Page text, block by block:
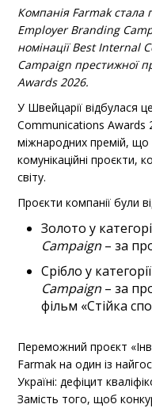
Компанія Farmak стала
Employer Branding
номінаціїBest Internal
Campaign престижної
Awards 2026.
У Швейцарії відбулася
Communications Awards
міжнародних премій, що
комунікаційні проєкти,
світу.
Проєкти компанії були
Золото у
Campaign – за
Срібло у категорії
Campaign – за
фільм «Стійка
Переможний проєкт
Farmak на один із
Україні: дефіцит
Замість того, щоб